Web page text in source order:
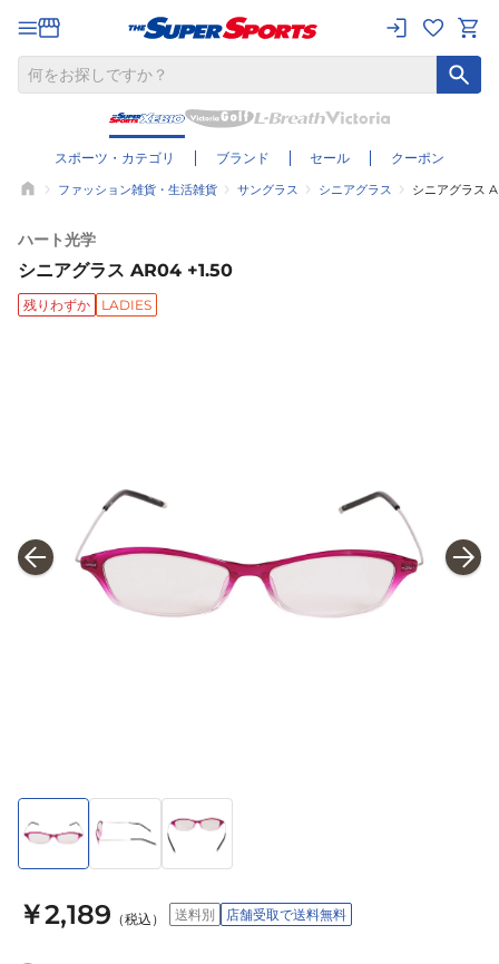
スポーツ・カテゴリ ブランド セール クーポン
ファッション雑貨・生活雑貨 サングラス シニアグラス シニアグラス
ハート光学
シニアグラス AR04 +1.50
残りわずか LADIES
￥2,189 （税込） 送料別 店舗受取で送料無料